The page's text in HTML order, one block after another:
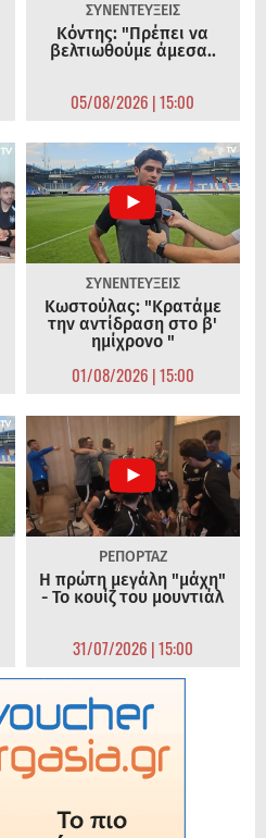
ΣΥΝΕΝΤΕΥΞΕΙΣ
Κόντης: "Πρέπει να
βελτιωθούμε άμεσα..
05/08/2026 | 15:00
ΣΥΝΕΝΤΕΥΞΕΙΣ
Κωστούλας: "Κρατάμε
την αντίδραση στο β'
ημίχρονο "
01/08/2026 | 15:00
ΡΕΠΟΡΤΑΖ
Η πρώτη μεγάλη "μάχη"
- Το κουίζ του μουντιάλ
31/07/2026 | 15:00